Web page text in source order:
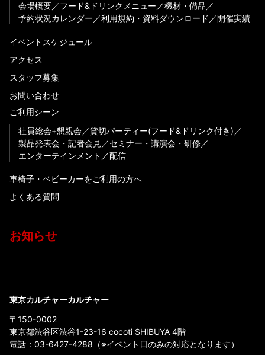
会場概要
フード&ドリンクメニュー
機材・備品
予約状況カレンダー
利用規約・資料ダウンロード 開催実績
イベントスケジュール
アクセス
スタッフ募集
お問い合わせ
ご利用シーン
社員総会+懇親会
貸切パーティー(フード&ドリンク付き)
製品発表会・記者会見
セミナー・講演会・研修
エンターテインメント
配信
車椅子・ベビーカーをご利用の方へ
よくある質問
お知らせ
東京カルチャーカルチャー
〒150-0002
東京都渋谷区渋谷1-23-16 cocoti SHIBUYA 4階
電話： 03-6427-4288 （※イベント日のみの対応となります）